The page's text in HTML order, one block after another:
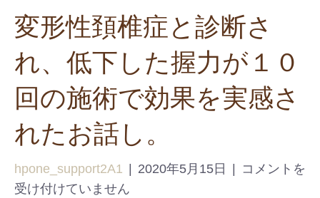
変形性頚椎症と診断さ
れ、低下した握力が１０
回の施術で効果を実感さ
れたお話し。
hpone_support2A1 2020年5月15日
コメントを
受け付けていません